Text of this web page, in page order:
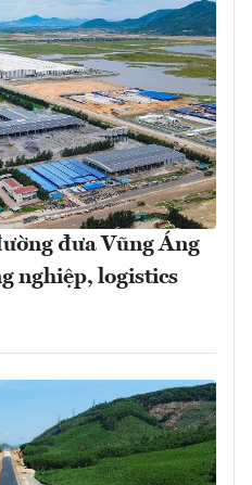
đưa Vũng Áng
nghiệp, logistics